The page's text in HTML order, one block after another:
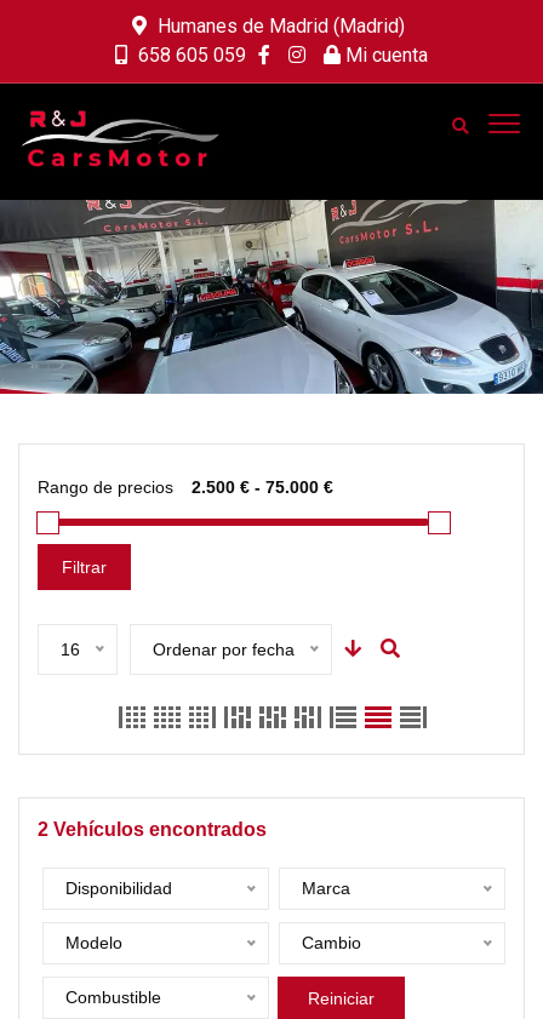
Humanes de Madrid (Madrid)
658 605 059
Mi cuenta
Rango de precios
Filtrar
16 Ordenar por fecha
2 Vehículos encontrados
Disponibilidad Marca
Modelo Cambio
Combustible Reiniciar